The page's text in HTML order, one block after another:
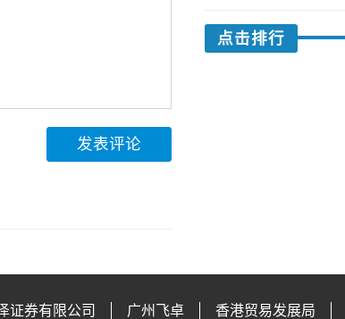
发表评论
点击排行
证券有限公司 广州飞卓 香港贸易发展局